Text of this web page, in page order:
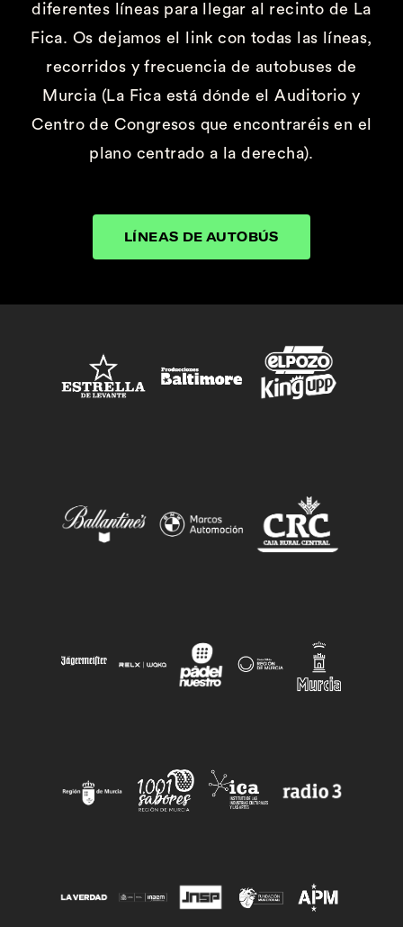
diferentes líneas para llegar al recinto de La
Fica. Os dejamos el link con todas las líneas,
recorridos y frecuencia de autobuses de
Murcia (La Fica está dónde el Auditorio y
Centro de Congresos que encontraréis en el
plano centrado a la derecha).
LÍNEAS DE AUTOBÚS